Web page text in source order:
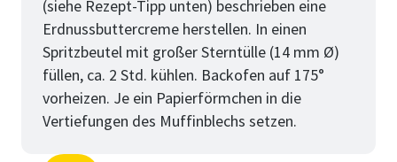
(siehe Rezept-Tipp unten) beschrieben eine
Erdnussbuttercreme herstellen. In einen
Spritzbeutel mit großer Sterntülle (14 mm Ø)
füllen, ca. 2 Std. kühlen. Backofen auf 175°
vorheizen. Je ein Papierförmchen in die
Vertiefungen des Muffinblechs setzen.